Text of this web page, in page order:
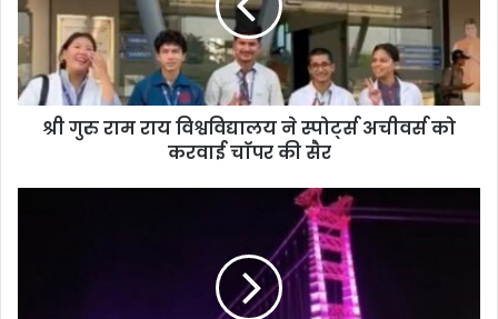
श्री गुरु राम राय विश्वविद्यालय ने स्पोर्ट्स अचीवर्स को
करवाई चाॅपर की सैर